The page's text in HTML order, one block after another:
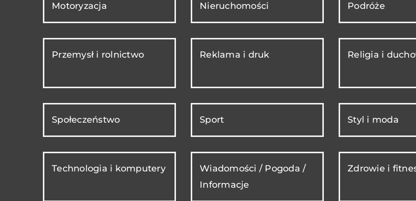
Motoryzacja Nieruchomości Podróże
Przemysł i rolnictwo Reklama i druk Religia i
Społeczeństwo Sport Styl i moda
Technologia i komputery
Wiadomości / Pogoda /
Informacje
Zdrowie i